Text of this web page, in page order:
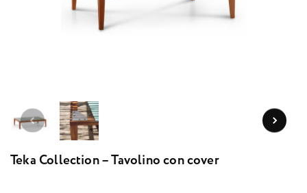
Teka Collection – Tavolino con cover